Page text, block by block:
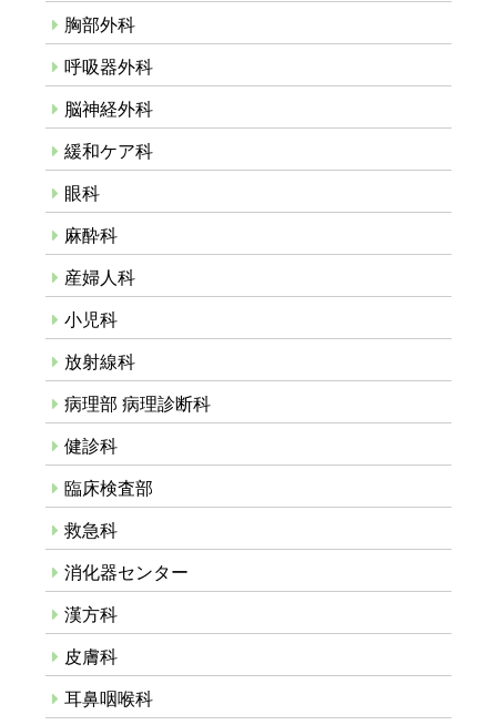
胸部外科
呼吸器外科
脳神経外科
緩和ケア科
眼科
麻酔科
産婦人科
小児科
放射線科
病理部 病理診断科
健診科
臨床検査部
救急科
消化器センター
漢方科
皮膚科
耳鼻咽喉科